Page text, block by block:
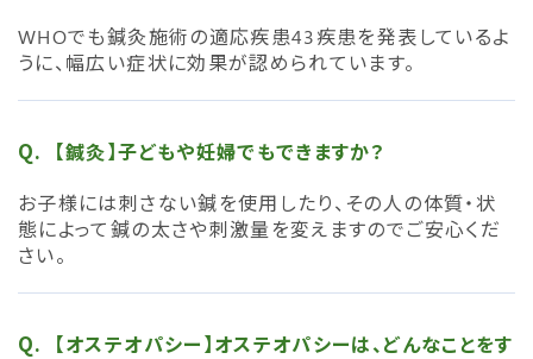
WHOでも鍼灸施術の適応疾患43疾患を発表しているよ
うに、幅広い症状に効果が認められています。
【鍼灸】子どもや妊婦でもできますか？
お子様には刺さない鍼を使用したり、その人の体質・状
態によって鍼の太さや刺激量を変えますのでご安心くだ
さい。
【オステオパシー】オステオパシーは、どんなことをす